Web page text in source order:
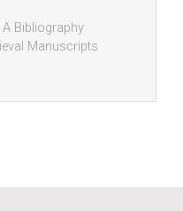
Bibliography
Manuscripts